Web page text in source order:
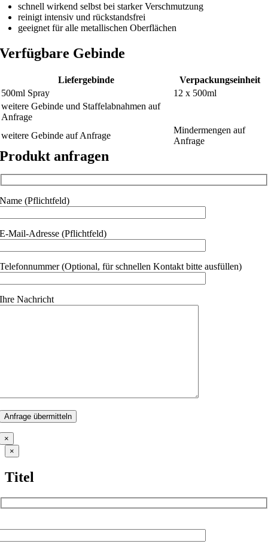
schnell wirkend selbst bei starker Verschmutzung
reinigt intensiv und rückstandsfrei
geeignet für alle metallischen Oberflächen
Verfügbare Gebinde
Liefergebinde
Verpackungseinheit
500ml Spray
12 x 500ml
weitere Gebinde und Staffelabnahmen auf
Anfrage
weitere Gebinde auf Anfrage
Mindermengen auf
Anfrage
Produkt anfragen
Name (Pflichtfeld)
E-Mail-Adresse (Pflichtfeld)
Telefonnummer (Optional, für schnellen Kontakt bitte ausfüllen)
Ihre Nachricht
×
Close
product
view
×
Titel